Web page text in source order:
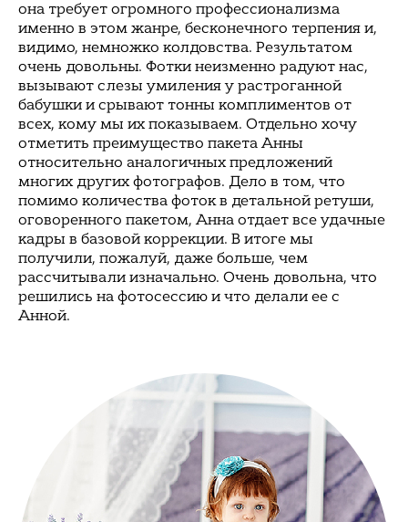
она требует огромного профессионализма
именно в этом жанре, бесконечного терпения и,
видимо, немножко колдовства. Результатом
очень довольны. Фотки неизменно радуют нас,
вызывают слезы умиления у растроганной
бабушки и срывают тонны комплиментов от
всех, кому мы их показываем. Отдельно хочу
отметить преимущество пакета Анны
относительно аналогичных предложений
многих других фотографов. Дело в том, что
помимо количества фоток в детальной ретуши,
оговоренного пакетом, Анна отдает все удачные
кадры в базовой коррекции. В итоге мы
получили, пожалуй, даже больше, чем
рассчитывали изначально. Очень довольна, что
решились на фотосессию и что делали ее с
Анной.